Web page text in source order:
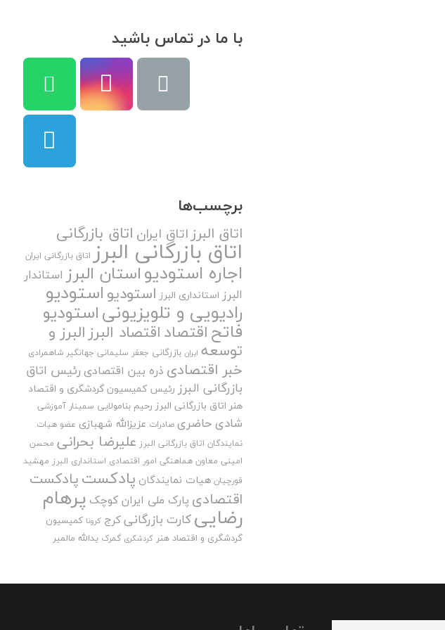
با ما در تماس باشید
برچسب‌ها
اتاق البرزاتاق ایران اتاق بازرگانی
اتاق بازرگانی البرز اتاق بازرگانی ایران
اجاره استودیواستان البرز استاندار
البرز استانداری البرز استودیواستودیو
رادیویی و تلویزیونیاستودیو
فاتحاقتصاداقتصاد البرزالبرز و
توسعه ایران بازرگانی جعفر سلیمانی جهانگیر شاهمرادی
خبر اقتصادی ذره بین اقتصادی رئیس اتاق
بازرگانی البرز رئیس کمیسیون گردشگری و اقتصاد
هنر اتاق بازرگانی البرز رحیم بنامولایی سمینار آموزشی
شادی حاضری صادرات عزیزالله شهبازی عضو هیات
نمایندگان اتاق بازرگانی البرز علیرضا بحرانی محسن
امینی معاون هماهنگی امور اقتصادی استانداری البرز مهشید
قورچیان هیات نمایندگان پادکستپادکست
اقتصادی پارک ملی ایران کوچک پرهام
رضاییکارت بازرگانیکرج کرونا کمیسیون
گردشگری و اقتصاد هنر گردشگری گمرک یدالله مالمیر